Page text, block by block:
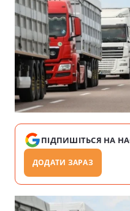
ПІДПИШІТЬСЯ НА
ДОДАТИ ЗАРАЗ